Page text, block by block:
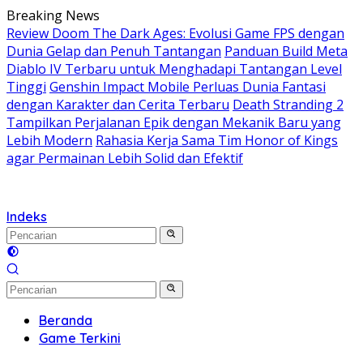
Langsung
ke
konten
Breaking News
Review Doom The Dark Ages: Evolusi Game FPS dengan
Dunia Gelap dan Penuh Tantangan Panduan Build Meta
Diablo IV Terbaru untuk Menghadapi Tantangan Level
Tinggi Genshin Impact Mobile Perluas Dunia Fantasi
dengan Karakter dan Cerita Terbaru Death Stranding 2
Tampilkan Perjalanan Epik dengan Mekanik Baru yang
Lebih Modern Rahasia Kerja Sama Tim Honor of Kings
agar Permainan Lebih Solid dan Efektif
Indeks
Beranda
Game Terkini